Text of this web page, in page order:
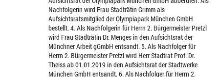
Nachfolgerin wird Frau Stadträtin Grimm als
Aufsichtsratsmitglied der Olympiapark München GmbH
bestellt. 4. Als Nachfolgerin für Herrn 2. Bürgermeister Pretzl
wird Frau Stadträtin Dr. Menges in den Aufsichtsrat der
Münchner Arbeit gGmbH entsandt. 5. Als Nachfolger für
Herrn 2. Bürgermeister Pretzl wird Herr Stadtrat Prof. Dr.
Theiss ab 01.01.2019 in den Aufsichtsrat der Stadtwerke
München GmbH entsandt. 6. Als Nachfolger für Herrn 2.